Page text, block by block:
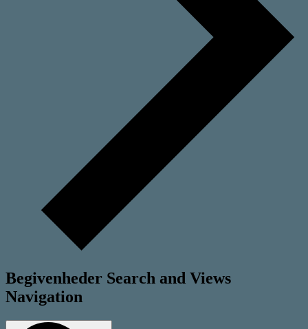
Begivenheder Search and Views
Navigation